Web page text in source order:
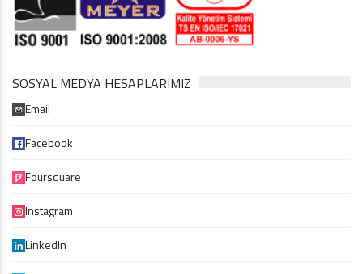
SOSYAL MEDYA HESAPLARIMIZ
Email
Facebook
Foursquare
Instagram
LinkedIn